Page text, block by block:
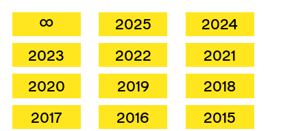
∞ 2025
2024
2023
2022
2021
2020
2019
2018
2017
2016
2015